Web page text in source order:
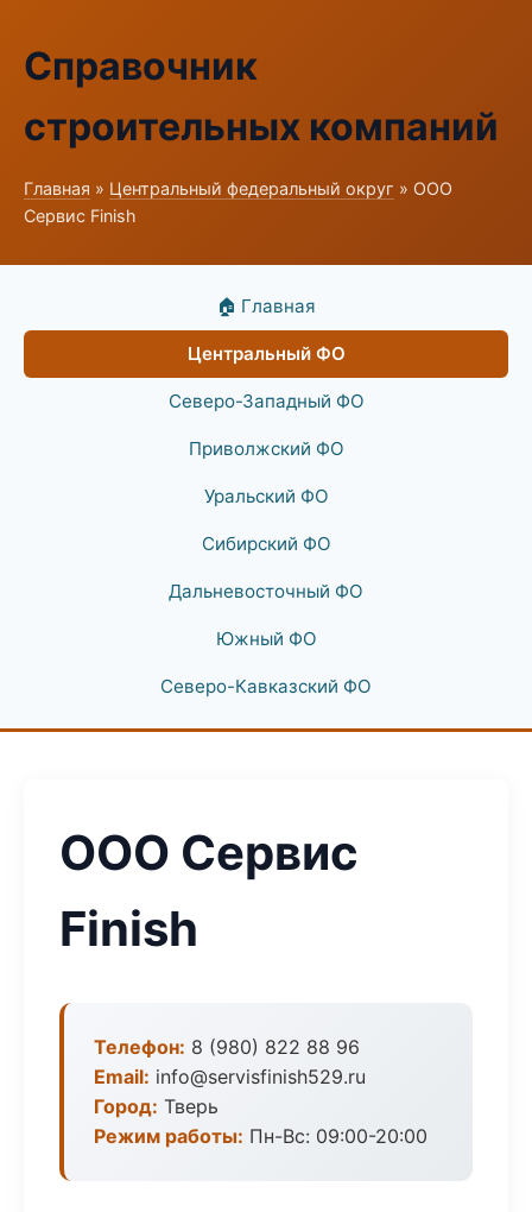
Справочник
строительных компаний
Главная » Центральный федеральный округ » ООО
Сервис Finish
🏠 Главная
Центральный ФО
Северо-Западный ФО
Приволжский ФО
Уральский ФО
Сибирский ФО
Дальневосточный ФО
Южный ФО
Северо-Кавказский ФО
ООО Сервис
Finish
Телефон: 8 (980) 822 88 96
Email: info@servisfinish529.ru
Город: Тверь
Режим работы: Пн-Вс: 09:00-20:00